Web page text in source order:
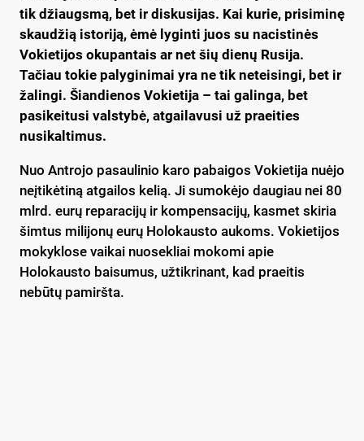
tik džiaugsmą, bet ir diskusijas. Kai kurie, prisiminę
skaudžią istoriją, ėmė lyginti juos su nacistinės
Vokietijos okupantais ar net šių dienų Rusija.
Tačiau tokie palyginimai yra ne tik neteisingi, bet ir
žalingi. Šiandienos Vokietija – tai galinga, bet
pasikeitusi valstybė, atgailavusi už praeities
nusikaltimus.
Nuo Antrojo pasaulinio karo pabaigos Vokietija nuėjo
neįtikėtiną atgailos kelią. Ji sumokėjo daugiau nei 80
mlrd. eurų reparacijų ir kompensacijų, kasmet skiria
šimtus milijonų eurų Holokausto aukoms. Vokietijos
mokyklose vaikai nuosekliai mokomi apie
Holokausto baisumus, užtikrinant, kad praeitis
nebūtų pamiršta.